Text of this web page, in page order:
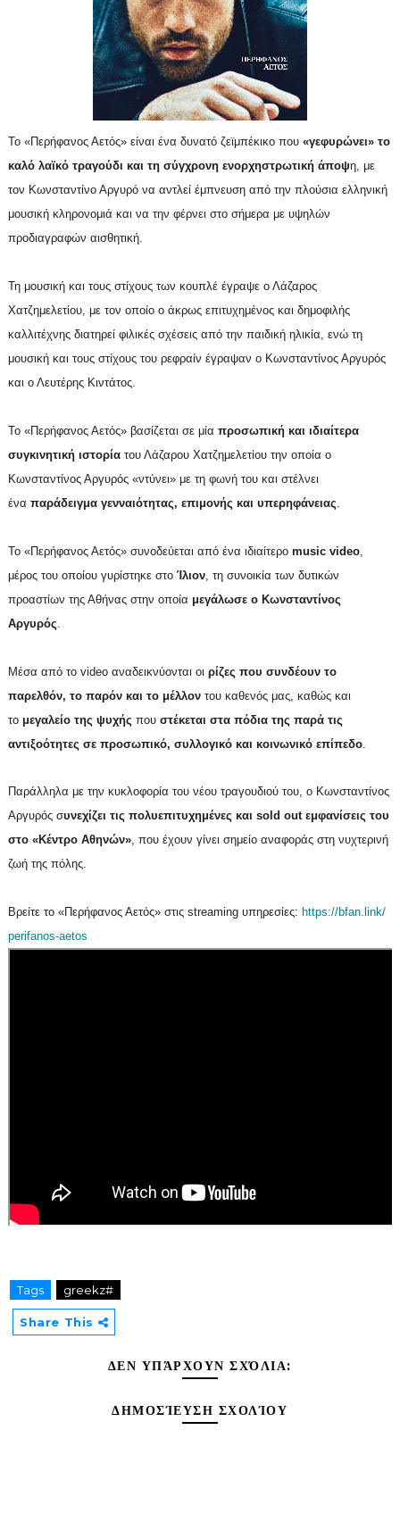
To «Περήφανος Αετός» είναι ένα δυνατό ζεϊμπέκικο που «γεφυρώνει» το
καλό λαϊκό τραγούδι και τη σύγχρονη ενορχηστρωτική άποψη, με
τον Κωνσταντίνο Αργυρό να αντλεί έμπνευση από την πλούσια ελληνική
μουσική κληρονομιά και να την φέρνει στο σήμερα με υψηλών
προδιαγραφών αισθητική.
Τη μουσική και τους στίχους των κουπλέ έγραψε ο Λάζαρος
Χατζημελετίου, με τον οποίο ο άκρως επιτυχημένος και δημοφιλής
καλλιτέχνης διατηρεί φιλικές σχέσεις από την παιδική ηλικία, ενώ τη
μουσική και τους στίχους του ρεφραίν έγραψαν ο Κωνσταντίνος Αργυρός
και ο Λευτέρης Κιντάτος.
Το «Περήφανος Αετός» βασίζεται σε μία προσωπική και ιδιαίτερα
συγκινητική ιστορίατου Λάζαρου Χατζημελετίου την οποία ο
Κωνσταντίνος Αργυρός «ντύνει» με τη φωνή του και στέλνει
ένα παράδειγμα γενναιότητας, επιμονής και υπερηφάνειας.
Το «Περήφανος Αετός» συνοδεύεται από ένα ιδιαίτερο music video,
μέρος του οποίου γυρίστηκε στο Ίλιον, τη συνοικία των δυτικών
προαστίων της Αθήνας στην οποία μεγάλωσε ο Κωνσταντίνος
Αργυρός.
Μέσα από το video αναδεικνύονται οι ρίζες που συνδέουν το
παρελθόν, το παρόν και το μέλλοντου καθενός μας, καθώς και
το μεγαλείο της ψυχής πουστέκεται στα πόδια της παρά τις
αντιξοότητες σε προσωπικό, συλλογικό και κοινωνικό επίπεδο.
Παράλληλα με την κυκλοφορία του νέου τραγουδιού του, ο Κωνσταντίνος
Αργυρός συνεχίζει τις πολυεπιτυχημένες και sold out εμφανίσεις του
στο «Κέντρο Αθηνών», που έχουν γίνει σημείο αναφοράς στη νυχτερινή
ζωή της πόλης.
Βρείτε το «Περήφανος Αετός» στις streaming υπηρεσίες: https://bfan.link/
perifanos-aetos
Tags greekz#
Share This
ΔΕΝ ΥΠΆΡΧΟΥΝ ΣΧΌΛΙΑ:
ΔΗΜΟΣΊΕΥΣΗ ΣΧΟΛΊΟΥ